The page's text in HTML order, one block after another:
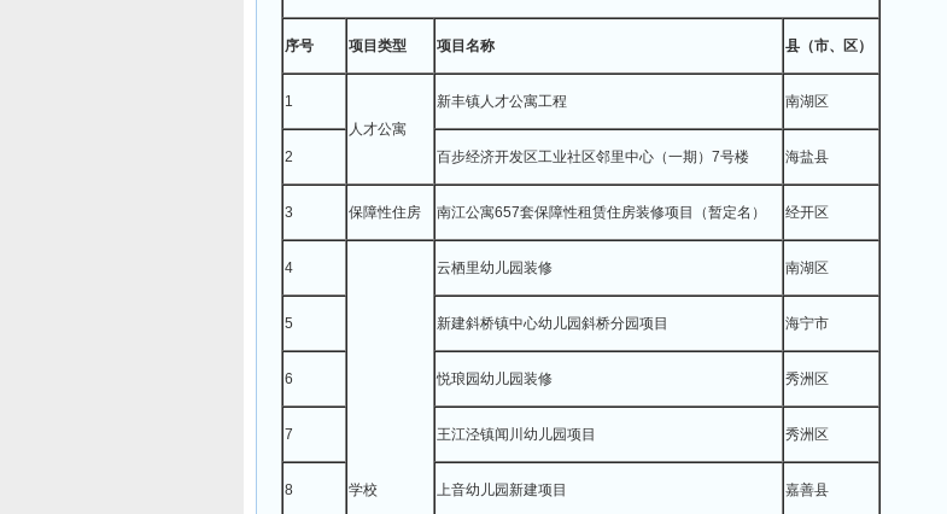
序号 项目类型 项目名称 县（市、区）
1
人才公寓
新丰镇人才公寓工程 南湖区
2 百步经济开发区工业社区邻里中心（一期）7号楼 海盐县
3 保障性住房 南江公寓657套保障性租赁住房装修项目（暂定名） 经开区
4
学校
云栖里幼儿园装修 南湖区
5 新建斜桥镇中心幼儿园斜桥分园项目 海宁市
6 悦琅园幼儿园装修 秀洲区
7 王江泾镇闻川幼儿园项目 秀洲区
8 上音幼儿园新建项目 嘉善县